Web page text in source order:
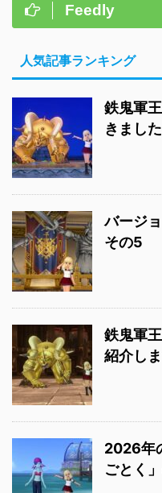
Feedly
人気記事ランキング
鉄鬼軍
きました
バージ
その5
鉄鬼軍
紹介し
2026年
ごとく